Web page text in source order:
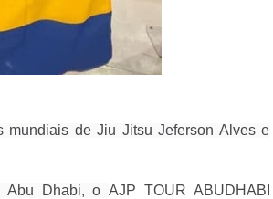
mundiais de Jiu Jitsu Jeferson Alves e
Abu Dhabi, oAJP TOUR ABUDHABI